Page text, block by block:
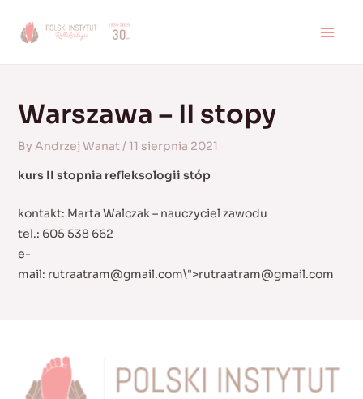
Warszawa – II stopy
By Andrzej Wanat/11 sierpnia 2021
kurs II stopnia refleksologii stóp
kontakt: Marta Walczak – nauczyciel zawodu
tel.: 605 538 662
e-
mail: rutraatram@gmail.com\">rutraatram@gmail.com